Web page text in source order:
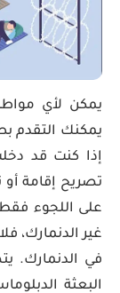
يمكن لأي
يمكنك التقدم
إذا كنت قد
تصريح إقامة
على اللجوء
غير الدنمارك،
في الدنمارك.
البعثة